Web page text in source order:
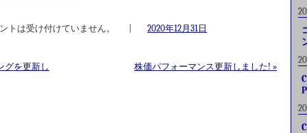
トは受け付けていません。 2020年12月31日
グを更新し
株価パフォーマンス更新しました! »